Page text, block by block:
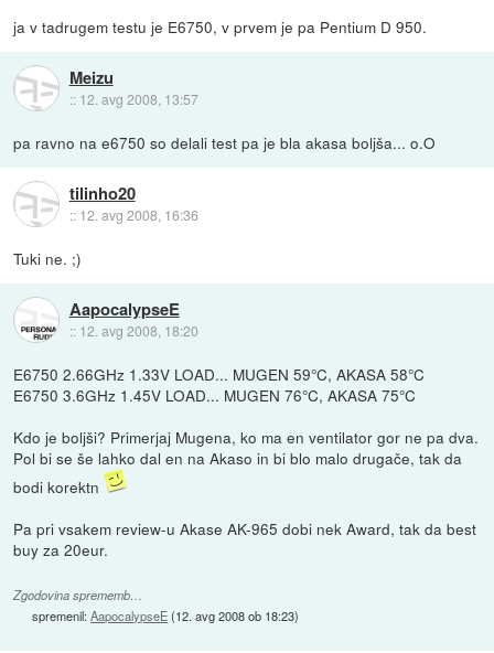
ja v tadrugem testu je E6750, v prvem je pa Pentium D 950.
Meizu
:: 12. avg 2008, 13:57
pa ravno na e6750 so delali test pa je bla akasa boljša... o.O
tilinho20
:: 12. avg 2008, 16:36
Tuki ne. ;)
AapocalypseE
:: 12. avg 2008, 18:20
E6750 2.66GHz 1.33V LOAD... MUGEN 59°C, AKASA 58°C
E6750 3.6GHz 1.45V LOAD... MUGEN 76°C, AKASA 75°C
Kdo je boljši? Primerjaj Mugena, ko ma en ventilator gor ne pa dva.
Pol bi se še lahko dal en na Akaso in bi blo malo drugače, tak da
bodi korektn
Pa pri vsakem review-u Akase AK-965 dobi nek Award, tak da best
buy za 20eur.
Zgodovina sprememb…
spremenil:AapocalypseE(12. avg 2008 ob 18:23)